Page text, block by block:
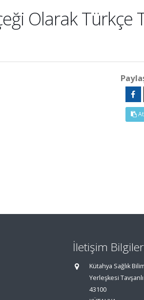
Olarak Türkçe
İletişim
Kütahya Sağlık
Yerleşkesi
43100